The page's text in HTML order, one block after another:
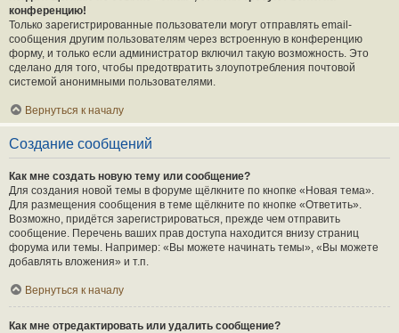
конференцию!
Только зарегистрированные пользователи могут отправлять email-
сообщения другим пользователям через встроенную в конференцию
форму, и только если администратор включил такую возможность. Это
сделано для того, чтобы предотвратить злоупотребления почтовой
системой анонимными пользователями.
Вернуться к началу
Создание сообщений
Как мне создать новую тему или сообщение?
Для создания новой темы в форуме щёлкните по кнопке «Новая тема».
Для размещения сообщения в теме щёлкните по кнопке «Ответить».
Возможно, придётся зарегистрироваться, прежде чем отправить
сообщение. Перечень ваших прав доступа находится внизу страниц
форума или темы. Например: «Вы можете начинать темы», «Вы можете
добавлять вложения» и т.п.
Вернуться к началу
Как мне отредактировать или удалить сообщение?